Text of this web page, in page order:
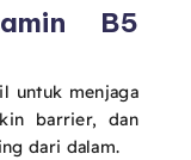
B5
untuk menjaga
barrier, dan
dari dalam.